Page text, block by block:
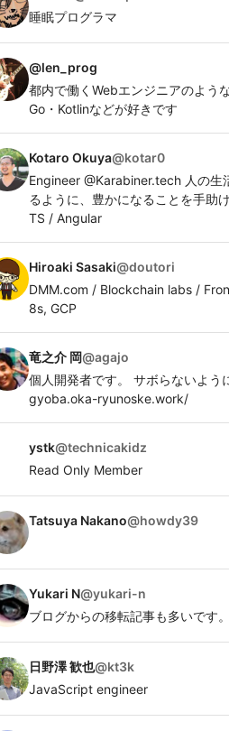
睡眠プログラマ
@len_prog
都内で働くWebエンジニアのよう
Go・Kotlinなどが好きです
Kotaro Okuya@kotar0
Engineer @Karabiner.tech 人の生
るように、豊かになることを手助
TS / Angular
Hiroaki Sasaki@doutori
DMM.com / Blockchain labs /
8s, GCP
竜之介 岡@agajo
個人開発者です。 サボらないよ
gyoba.oka-ryunoske.work/
ystk@technicakidz
Read Only Member
Tatsuya Nakano@howdy39
Yukari N@yukari-n
ブログからの移転記事も多いです。
日野澤 歓也@kt3k
JavaScript engineer